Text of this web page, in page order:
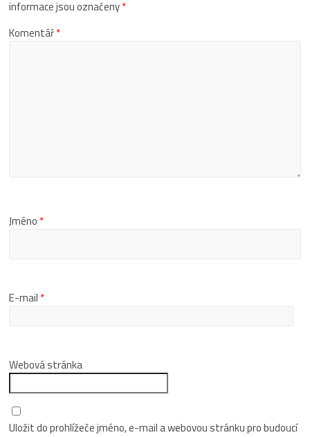
informace jsou označeny*
Komentář*
Jméno *
E-mail *
Webová stránka
Uložit do prohlížeče jméno, e-mail a webovou stránku pro budoucí